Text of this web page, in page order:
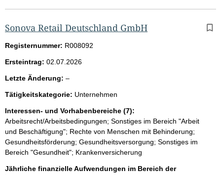
Sonova Retail Deutschland GmbH
Registernummer: R008092
Ersteintrag: 02.07.2026
Letzte Änderung: –l
e
r
Tätigkeitskategorie: Unternehmen
Interessen- und Vorhabenbereiche (7):
Arbeitsrecht/Arbeitsbedingungen; Sonstiges im Bereich "Arbeit
und Beschäftigung"; Rechte von Menschen mit Behinderung;
Gesundheitsförderung; Gesundheitsversorgung; Sonstiges im
Bereich "Gesundheit"; Krankenversicherung
Jährliche finanzielle Aufwendungen im Bereich der